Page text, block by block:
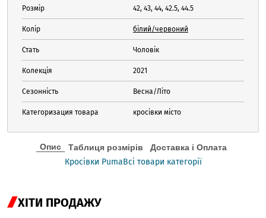
Розмір 42, 43, 44, 42.5, 44.5
Колір білий/червоний
Стать Чоловік
Колекція 2021
Сезонність Весна/Літо
Категоризация товара кросівки місто
Опис Таблиця розмірів Доставка і Оплата
Кросівки PumaВсі товари категорії
ХІТИ ПРОДАЖУ